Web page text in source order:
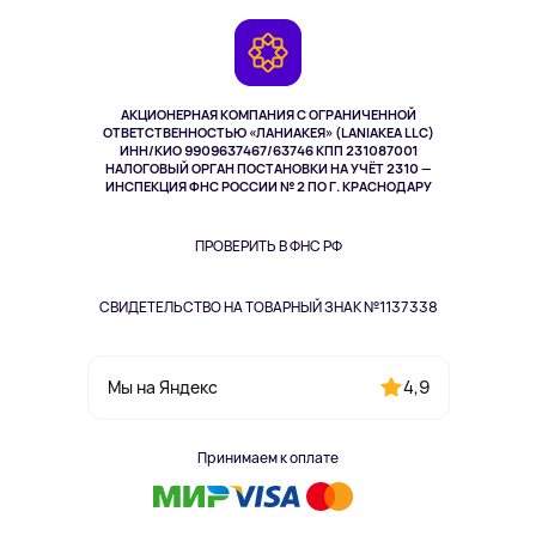
АКЦИОНЕРНАЯ КОМПАНИЯ С ОГРАНИЧЕННОЙ
ОТВЕТСТВЕННОСТЬЮ «ЛАНИАКЕЯ» (LANIAKEA LLC)
ИНН/КИО 9909637467/63746 КПП 231087001
НАЛОГОВЫЙ ОРГАН ПОСТАНОВКИ НА УЧЁТ 2310 —
ИНСПЕКЦИЯ ФНС РОССИИ № 2 ПО Г. КРАСНОДАРУ
ПРОВЕРИТЬ В ФНС РФ
СВИДЕТЕЛЬСТВО НА ТОВАРНЫЙ ЗНАК №1137338
Мы на Яндекс 4,9
Принимаем к оплате
Здоровье питомцев
Одежда и аксессуары